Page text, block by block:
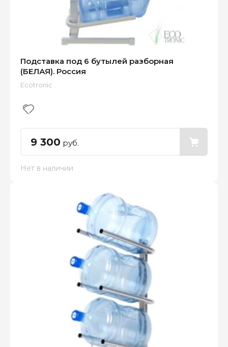
Подставка под 6 бутылей разборная
(БЕЛАЯ). Россия
Ecotronic
9 300 руб.
Нет в наличии